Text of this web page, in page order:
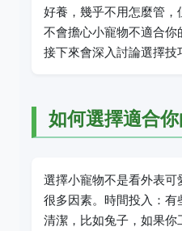
好養，幾乎不用怎麼管
不會擔心小寵物不適合
接下來會深入討論選擇技
如何選擇適合
選擇小寵物不是看外表
很多因素。時間投入：
清潔，比如兔子，如果